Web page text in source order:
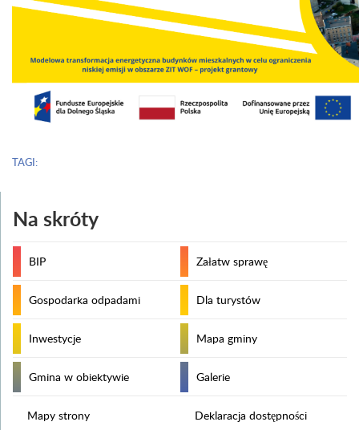
TAGI:
Na skróty
BIP Załatw sprawę
Gospodarka odpadami Dla turystów
Inwestycje Mapa gminy
Gmina w obiektywie Galerie
Mapy strony Deklaracja dostępności